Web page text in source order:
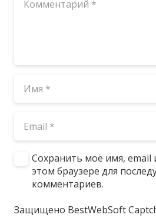
Сохранить моё имя, email
этом браузере для
комментариев.
Защищено BestWebSoft